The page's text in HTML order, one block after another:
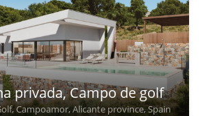
privada, Campo de golf
Campoamor, Alicante province, Spain